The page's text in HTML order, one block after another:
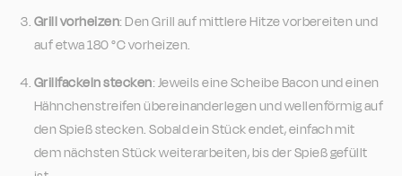
Grill vorheizen: Den Grill auf mittlere Hitze vorbereiten und
auf etwa 180 °C vorheizen.
Grillfackeln stecken: Jeweils eine Scheibe Bacon und einen
Hähnchenstreifen übereinanderlegen und wellenförmig auf
den Spieß stecken. Sobald ein Stück endet, einfach mit
dem nächsten Stück weiterarbeiten, bis der Spieß gefüllt